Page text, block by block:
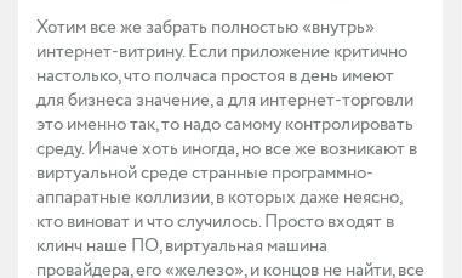
Хотим все же забрать полностью «внутрь»
интернет-витрину. Если приложение критично
настолько, что полчаса простоя в день имеют
для бизнеса значение, а для интернет-торговли
это именно так, то надо самому контролировать
среду. Иначе хоть иногда, но все же возникают в
виртуальной среде странные программно-
аппаратные коллизии, в которых даже неясно,
кто виноват и что случилось. Просто входят в
клинч наше ПО, виртуальная машина
провайдера, его «железо», и концов не найти, все